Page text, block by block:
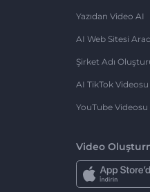
Yazıdan Video AI
AI Web Sitesi
Şirket Adı
AI TikTok Videosu
YouTube
Video